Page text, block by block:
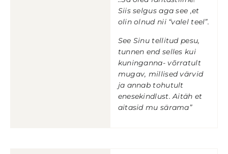
Siis selgus aga see ,et
olin olnud nii “valel teel”.
See Sinu tellitud pesu,
tunnen end selles kui
kuninganna- võrratult
mugav, millised värvid
ja annab tohutult
enesekindlust. Aitäh et
aitasid mu särama”